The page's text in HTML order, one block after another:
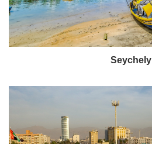
Seychely